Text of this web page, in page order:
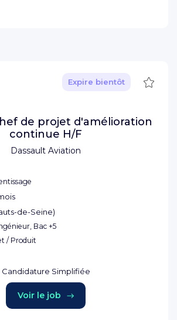
Dassault Aviation
Expire bientôt
de projet d'amélioration
continue H/F
de-Seine)
Bac +5
/ Produit
Candidature Simplifiée
Voir le job